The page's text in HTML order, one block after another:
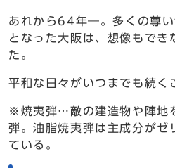
あれから64年―。多くの尊い
となった大阪は、想像もでき
た。
平和な日々がいつまでも続く
※焼夷弾…敵の建造物や陣地
弾。油脂焼夷弾は主成分がゼ
ている。